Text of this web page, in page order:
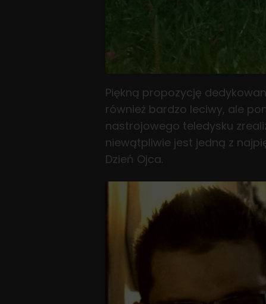
Piękną propozycję
również bardzo leciwy, ale
nastrojowego teledysku
niewątpliwie jest jedną z
Dzień Ojca.